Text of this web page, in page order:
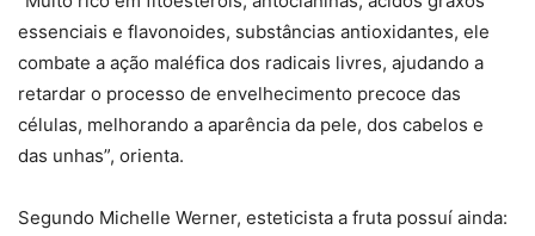
essenciais e flavonoides, substâncias antioxidantes, ele
combate a ação maléfica dos radicais livres, ajudando a
retardar o processo de envelhecimento precoce das
células, melhorando a aparência da pele, dos cabelos e
das unhas”, orienta.
Segundo Michelle Werner, esteticista a fruta possuí ainda: